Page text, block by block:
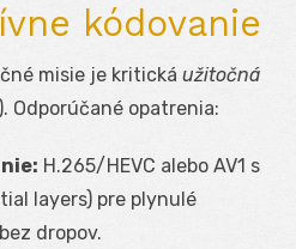
kódovanie
misie je kritická užitočná
Odporúčané opatrenia:
H.265/HEVC alebo AV1 s
layers) pre plynulé
dropov.